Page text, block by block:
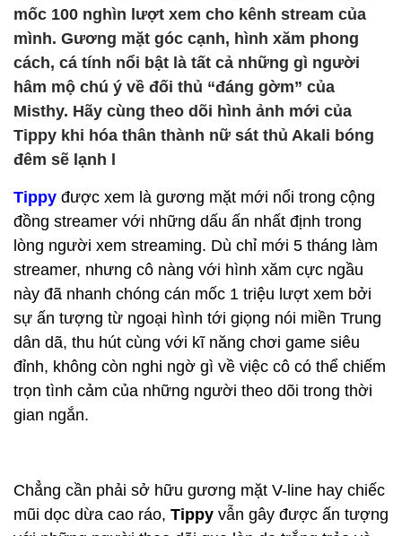
mốc 100 nghìn lượt xem cho kênh stream của
mình. Gương mặt góc cạnh, hình xăm phong
cách, cá tính nổi bật là tất cả những gì người
hâm mộ chú ý về đối thủ “đáng gờm” của
Misthy. Hãy cùng theo dõi hình ảnh mới của
Tippy khi hóa thân thành nữ sát thủ Akali bóng
đêm sẽ lạnh l
Tippy được xem là gương mặt mới nổi trong cộng
đồng streamer với những dấu ấn nhất định trong
lòng người xem streaming. Dù chỉ mới 5 tháng làm
streamer, nhưng cô nàng với hình xăm cực ngầu
này đã nhanh chóng cán mốc 1 triệu lượt xem bởi
sự ấn tượng từ ngoại hình tới giọng nói miền Trung
dân dã, thu hút cùng với kĩ năng chơi game siêu
đỉnh, không còn nghi ngờ gì về việc cô có thể chiếm
trọn tình cảm của những người theo dõi trong thời
gian ngắn.
Chẳng cần phải sở hữu gương mặt V-line hay chiếc
mũi dọc dừa cao ráo, Tippy vẫn gây được ấn tượng